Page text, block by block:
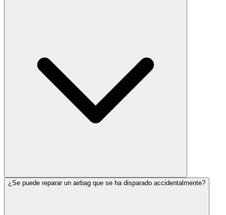
¿Se puede reparar un airbag que se ha disparado accidentalmente?